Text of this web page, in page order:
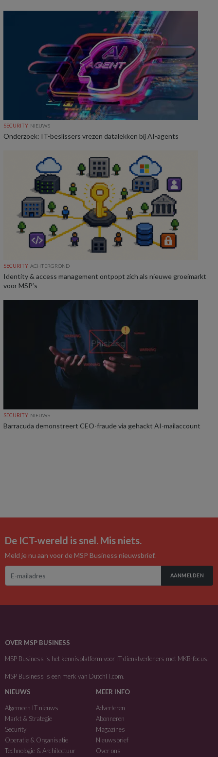
SECURITY NIEUWS
Onderzoek: IT-beslissers vrezen datalekken bij AI-agents
SECURITY ACHTERGROND
Identity & access management ontpopt zich als nieuwe groeimarkt
voor MSP’s
SECURITY NIEUWS
Barracuda demonstreert CEO-fraude via gehackt AI-mailaccount
De ICT-wereld is snel. Mis niets.
Meld je nu aan voor de MSP Business nieuwsbrief.
AANMELDEN
OVER MSP BUSINESS
MSP Business is het kennisplatform voor IT-dienstverleners met MKB-focus.
MSP Business is een merk van DutchIT.com
NIEUWS
Algemeen IT nieuws
Markt & Strategie
Security
Operatie & Organisatie
Technologie & Architectuur
MEER INFO
Adverteren
Abonneren
Magazines
Nieuwsbrief
Over ons